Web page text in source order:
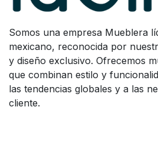
Somos una empresa Mueblera
mexicano, reconocida por
y diseño exclusivo. Ofrecemos
que combinan estilo y
las tendencias globales y a las
cliente.